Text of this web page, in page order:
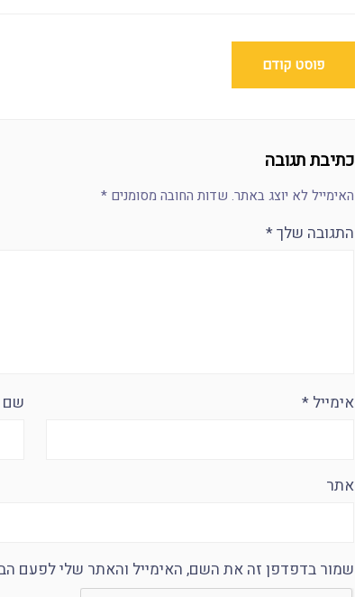
פוסט קודם
כתיבת תגובה
האימייל לא יוצג באתר. שדות החובה מסומנים *
התגובה שלך*
שם אימייל *
אתר
שמור בדפדפן זה את השם, האימייל והאתר שלי לפעם